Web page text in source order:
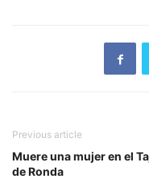
Previous article
Muere una mujer en el
de Ronda